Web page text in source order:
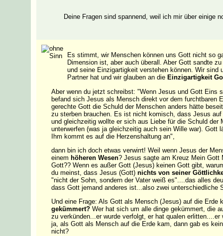
Deine Fragen sind spannend, weil ich mir über einige
Es stimmt, wir Menschen können uns Gott nicht so
Dimension ist, aber auch überall. Aber Gott sandte
und seine Einzigartigkeit verstehen können. Wir
Partner hat und wir glauben an die Einzigartigkeit
Aber wenn du jetzt schreibst: "Wenn Jesus und Gott Eins
befand sich Jesus als Mensch direkt vor dem furchtbaren
gerechte Gott die Schuld der Menschen anders hätte
zu sterben brauchen. Es ist nicht komisch, dass Jesus
und gleichzeitig wollte er sich aus Liebe für die Schuld
unterwerfen (was ja gleichzeitig auch sein Wille war).
Ihm kommt es auf die Herzenshaltung an",
dann bin ich doch etwas verwirrt! Weil wenn Jesus der
einem höheren Wesen? Jesus sagte am Kreuz Mein Gott
Gott?? Wenn es außer Gott (Jesus) keinen Gott gibt,
du meinst, dass Jesus (Gott) nichts von seiner
"nicht der Sohn, sondern der Vater weiß es"....das alles
dass Gott jemand anderes ist...also zwei unterschiedliche
Und eine Frage: Als Gott als Mensch (Jesus) auf die Erde
gekümmert? Wer hat sich um alle dinge gekümmert, die
zu verkünden...er wurde verfolgt, er hat qualen
ja, als Gott als Mensch auf die Erde kam, dann gab es
nicht?